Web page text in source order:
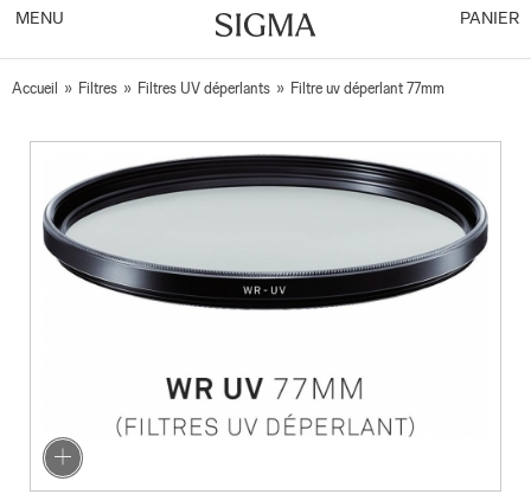
MENU PANIER
Accueil » Filtres » Filtres UV déperlants » Filtre uv déperlant 77mm